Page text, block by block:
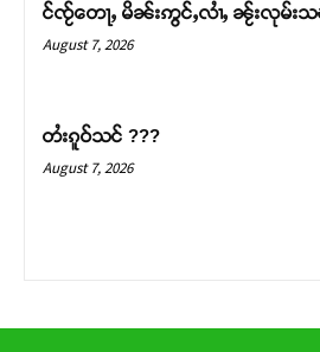
ဝ်ႇၽူႈတွႆႇႁွၵ်ႈ လႆႈယူႇၶႃ
င်ၸႂ်တေႃႇ မိၼ်းဢွင်ႇလၢႆႇ ၼႂ်းလုမ်းသ
August 7, 2026
တႆးၵူဝ်သင် ???
August 7, 2026